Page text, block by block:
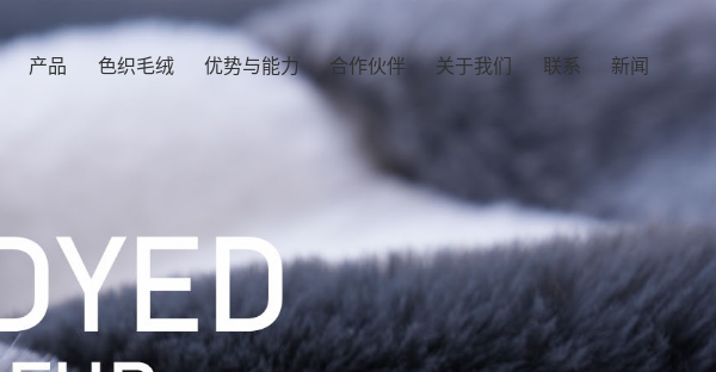
产品 色织毛绒 优势与能力 合作伙伴 关于我们 联系 新闻